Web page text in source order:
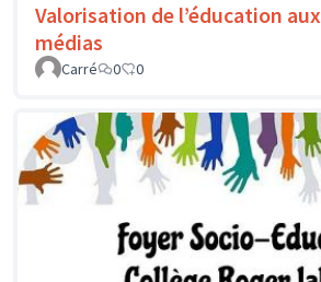
Valorisation de l’éducation aux
médias
Carré
0 0